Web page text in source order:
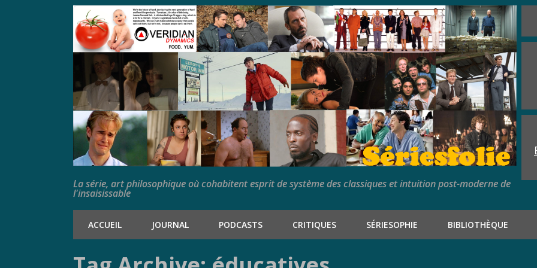
La série, art philosophique où cohabitent esprit de système des classiques et intuition post-moderne de
l'insaisissable
ACCUEIL JOURNAL PODCASTS CRITIQUES SÉRIESOPHIE BIBLIOTHÈQUE